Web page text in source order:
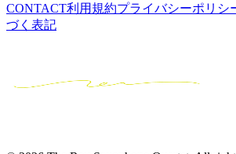
CONTACT利用規約プライバシーポリシ
づく表記